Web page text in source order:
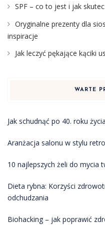
SPF – co to jest i jak
Oryginalne prezenty dla
inspiracje
Jak leczyć pękające kąciki
WARTE
Jak schudnąć po 40. roku
Aranżacja salonu w stylu retro
10 najlepszych żeli do mycia
Dieta rybna: Korzyści
odchudzania
Biohacking – jak poprawić